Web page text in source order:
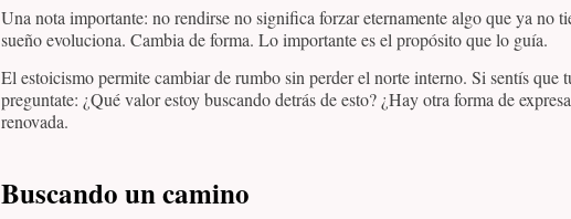
Una nota importante: no rendirse no significa forzar eternamente algo que ya no
sueño evoluciona. Cambia de forma. Lo importante es el propósito que lo guía.
El estoicismo permite cambiar de rumbo sin perder el norte interno. Si sentís que
preguntate: ¿Qué valor estoy buscando detrás de esto? ¿Hay otra forma de
renovada.
Buscando un camino